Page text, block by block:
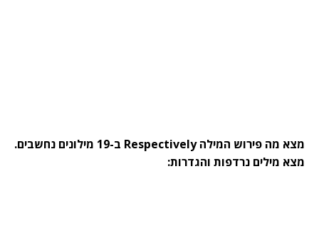
מצא מה פירוש המילה Respectively ב-19 מילונים נחשבים.
מצא מילים נרדפות והגדרות: